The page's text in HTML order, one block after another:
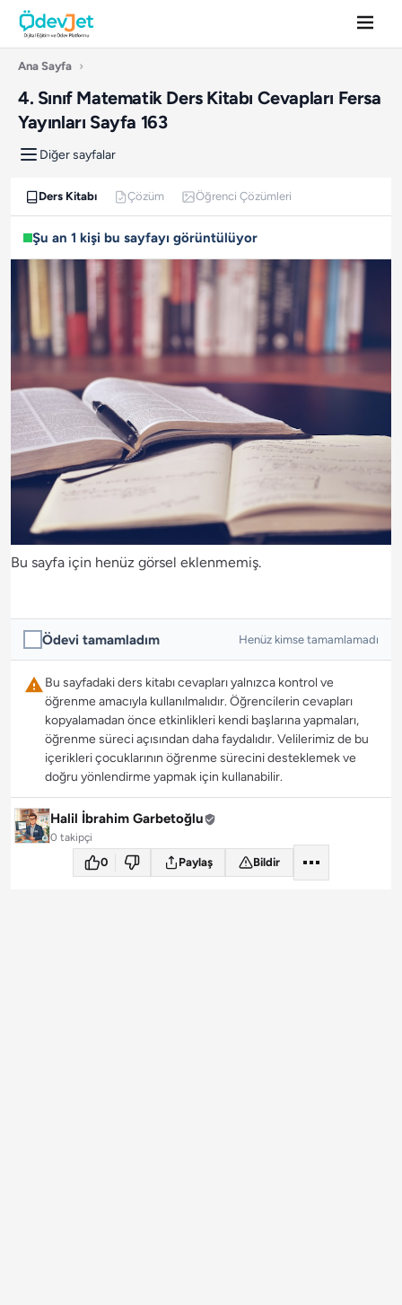
Ana Sayfa ›
4. Sınıf Matematik Ders Kitabı Cevapları Fersa
Yayınları Sayfa 163
Diğer sayfalar
Ders Kitabı Çözüm Öğrenci Çözümleri
Şu an 1 kişi bu sayfayı görüntülüyor
Bu sayfa için henüz görsel eklenmemiş.
Ödevi tamamladım Henüz kimse tamamlamadı
Bu sayfadaki ders kitabı cevapları yalnızca kontrol ve
öğrenme amacıyla kullanılmalıdır. Öğrencilerin cevapları
kopyalamadan önce etkinlikleri kendi başlarına yapmaları,
öğrenme süreci açısından daha faydalıdır. Velilerimiz de bu
içerikleri çocuklarının öğrenme sürecini desteklemek ve
doğru yönlendirme yapmak için kullanabilir.
Halil İbrahim Garbetoğlu
0 takipçi
0 Paylaş Bildir